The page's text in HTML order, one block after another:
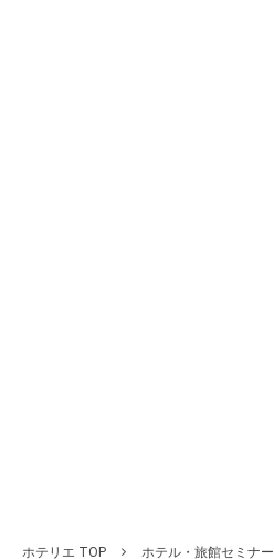
ホテリエ TOP
ホテル・旅館セミナー